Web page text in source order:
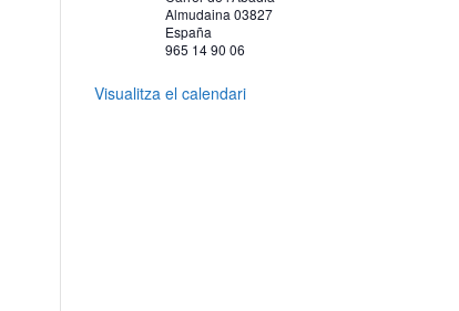
Almudaina03827
España
965 14 90 06
Visualitza el calendari